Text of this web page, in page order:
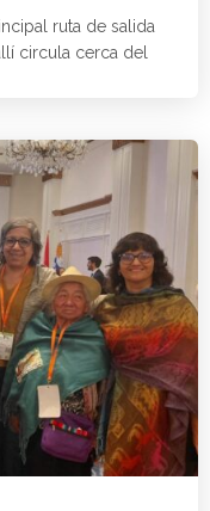
ruta de salida
circula cerca del